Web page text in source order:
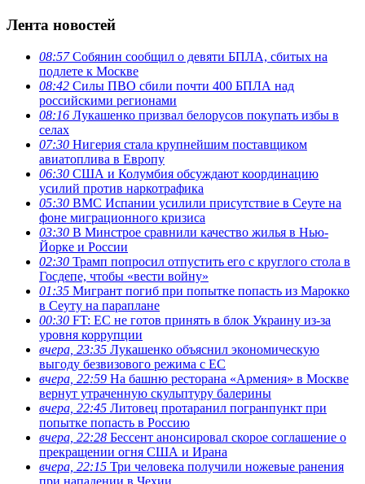
Лента новостей
08:57Собянин сообщил о девяти БПЛА, сбитых на
подлете к Москве
08:42 Силы ПВО сбили почти 400 БПЛА над
российскими регионами
08:16 Лукашенко призвал белорусов покупать избы в
селах
07:30 Нигерия стала крупнейшим поставщиком
авиатоплива в Европу
06:30 США и Колумбия обсуждают координацию
усилий против наркотрафика
05:30 ВМС Испании усилили присутствие в Сеуте на
фоне миграционного кризиса
03:30 В Минстрое сравнили качество жилья в Нью-
Йорке и России
02:30 Трамп попросил отпустить его с круглого стола в
Госдепе, чтобы «вести войну»
01:35 Мигрант погиб при попытке попасть из Марокко
в Сеуту на параплане
00:30 FT: ЕС не готов принять в блок Украину из-за
уровня коррупции
вчера, 23:35 Лукашенко объяснил экономическую
выгоду безвизового режима с ЕС
вчера, 22:59 На башню ресторана «Армения» в Москве
вернут утраченную скульптуру балерины
вчера, 22:45 Литовец протаранил погранпункт при
попытке попасть в Россию
вчера, 22:28 Бессент анонсировал скорое соглашение о
прекращении огня США и Ирана
вчера, 22:15 Три человека получили ножевые ранения
при нападении в Чехии